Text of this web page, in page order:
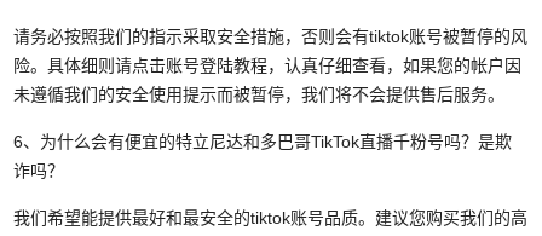
请务必按照我们的指示采取安全措施，否则会有tiktok账号被暂停的风
险。具体细则请点击账号登陆教程，认真仔细查看，如果您的帐户因
未遵循我们的安全使用提示而被暂停，我们将不会提供售后服务。
6、为什么会有便宜的特立尼达和多巴哥TikTok直播千粉号吗？是欺
诈吗？
我们希望能提供最好和最安全的tiktok账号品质。建议您购买我们的高